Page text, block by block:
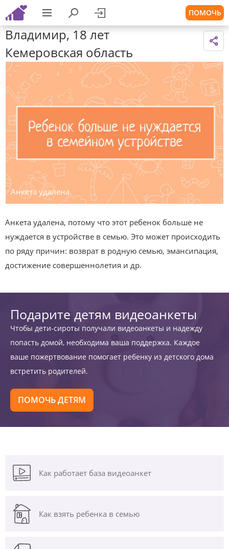
ПОМОЧЬ
Владимир, 18 лет
Кемеровская область
Анкета удалена.
Анкета удалена, потому что этот ребенок больше не
нуждается в устройстве в семью. Это может происходить
по ряду причин: возврат в родную семью, эмансипация,
достижение совершеннолетия и др.
Подарите детям видеоанкеты
Чтобы дети-сироты получали видеоанкеты и надежду
попасть домой, необходима ваша поддержка. Каждое
ваше пожертвование помогает ребенку из детского дома
встретить родителей.
ПОМОЧЬ ДЕТЯМ
Как работает база видеоанкет
Как взять ребенка в семью